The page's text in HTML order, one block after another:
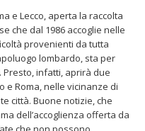
e Lecco, aperta la raccolta
che dal 1986 accoglie nelle
provenienti da tutta
lombardo, sta per
infatti, aprirà due
e Roma, nelle vicinanze di
città. Buone notizie, che
dell’accoglienza offerta da
Opera Cardinal Ferrari
Giugno 15, 2026